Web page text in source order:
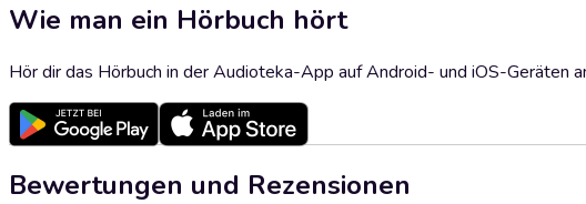
Wie man ein Hörbuch hört
Hör dir das Hörbuch in der Audioteka-App auf Android- und iOS-Geräten
Bewertungen und Rezensionen